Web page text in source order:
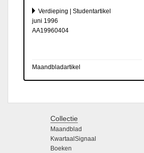
Verdieping | Studentartikel
juni 1996
AA19960404
Maandbladartikel
Collectie
Maandblad
KwartaalSignaal
Boeken